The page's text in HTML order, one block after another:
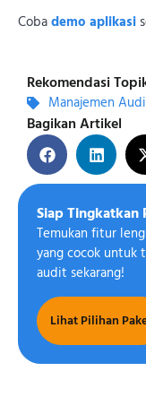
Rekomendasi
Manajemen
Bagikan Artikel
Siap Tingkatkan
Temukan fitur
yang cocok untuk
audit sekarang!
Lihat Pilihan
Cobademo aplikasi